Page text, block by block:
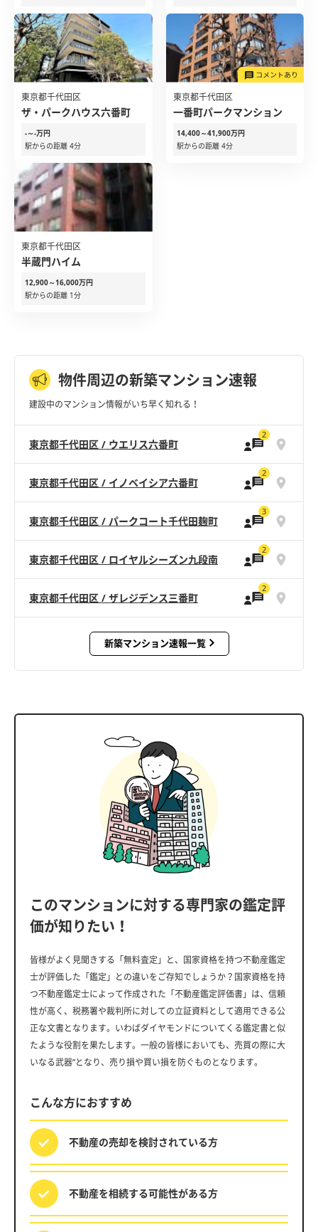
東京都千代田区
ザ・パークハウス六番町
-～-万円
駅からの距離 4分
東京都千代田区
一番町パークマンション
14,400～41,900万円
駅からの距離 4分
東京都千代田区
半蔵門ハイム
12,900～16,000万円
駅からの距離 1分
物件周辺の新築マンション速報
建設中のマンション情報がいち早く知れる！
東京都千代田区 / ウエリス六番町
2
東京都千代田区 / イノベイシア六番町
2
東京都千代田区 / パークコート千代田麹町
3
東京都千代田区 / ロイヤルシーズン九段南
2
東京都千代田区 / ザレジデンス三番町
2
新築マンション速報一覧
このマンションに対する専門家の鑑定評
価が知りたい！
皆様がよく見聞きする「無料査定」と、国家資格を持つ不動産鑑定
士が評価した「鑑定」との違いをご存知でしょうか？国家資格を持
つ不動産鑑定士によって作成された「不動産鑑定評価書」は、信頼
性が高く、税務署や裁判所に対しての立証資料として適用できる公
正な文書となります。いわばダイヤモンドについてくる鑑定書と似
たような役割を果たします。一般の皆様においても、売買の際に大
いなる武器”となり、売り損や買い損を防ぐものとなります。
こんな方におすすめ
不動産の売却を検討されている方
不動産を相続する可能性がある方